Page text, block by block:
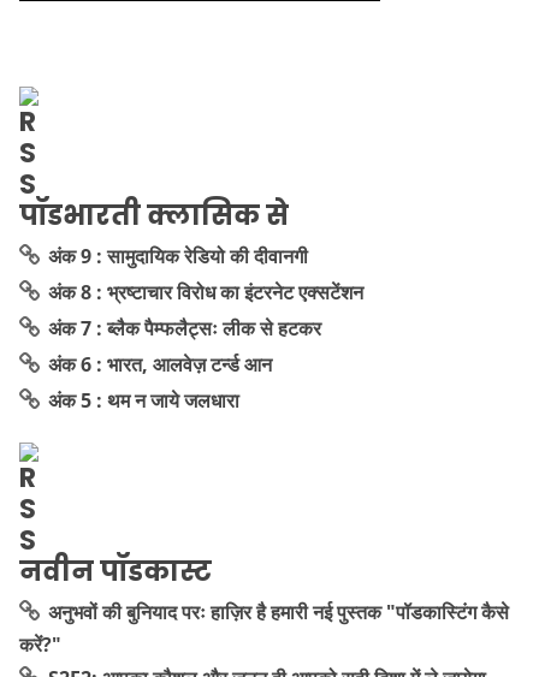
पॉडभारती क्लासिक से
अंक 9 : सामुदायिक रेडियो की दीवानगी
अंक 8 : भ्रष्टाचार विरोध का इंटरनेट एक्सटेंशन
अंक 7 : ब्लैक पैम्फलैट्सः लीक से हटकर
अंक 6 : भारत, आलवेज़ टर्न्ड आन
अंक 5 : थम न जाये जलधारा
नवीन पॉडकास्ट
अनुभवों की बुनियाद परः हाज़िर है हमारी नई पुस्तक "पॉडकास्टिंग कैसे
करें?"